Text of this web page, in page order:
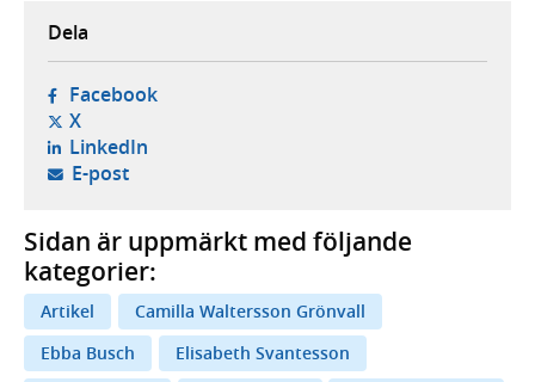
Dela
Facebook- öppnas i ny flik, extern webbplats,
X- öppnas i ny flik, extern webbplats,
LinkedIn- öppnas i ny flik, extern webbplats,
E-post- öppnar din e-postklient,
Sidan är uppmärkt med följande
kategorier:
Artikel
Camilla Waltersson Grönvall
Ebba Busch
Elisabeth Svantesson